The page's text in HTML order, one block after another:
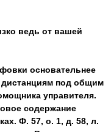
ведь от вашей
основательнее
под общим
управителя.
содержание
Ф. 57, о. 1, д. 58, л.